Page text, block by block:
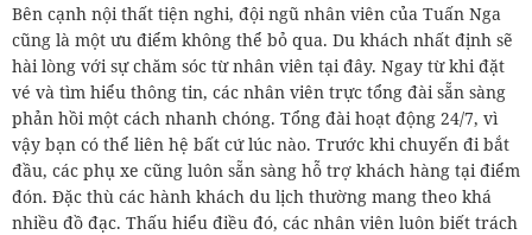
Bên cạnh nội thất tiện nghi, đội ngũ nhân viên của Tuấn Nga
cũng là một ưu điểm không thể bỏ qua. Du khách nhất định sẽ
hài lòng với sự chăm sóc từ nhân viên tại đây. Ngay từ khi đặt
vé và tìm hiểu thông tin, các nhân viên trực tổng đài sẵn sàng
phản hồi một cách nhanh chóng. Tổng đài hoạt động 24/7, vì
vậy bạn có thể liên hệ bất cứ lúc nào. Trước khi chuyến đi bắt
đầu, các phụ xe cũng luôn sẵn sàng hỗ trợ khách hàng tại điểm
đón. Đặc thù các hành khách du lịch thường mang theo khá
nhiều đồ đạc. Thấu hiểu điều đó, các nhân viên luôn biết trách